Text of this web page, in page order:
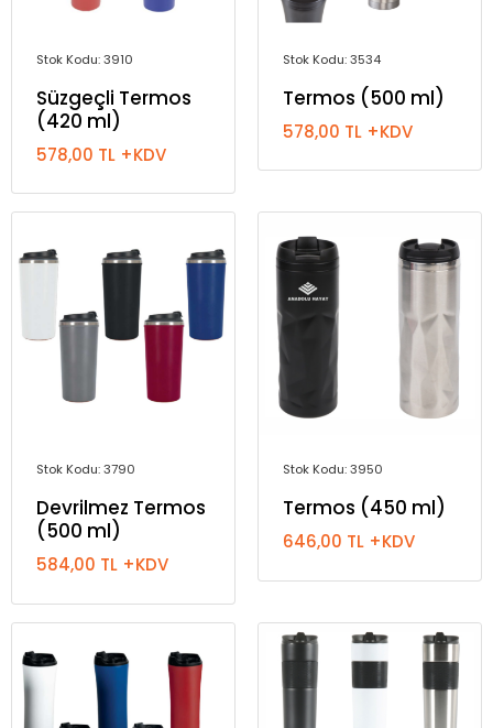
Stok Kodu: 3910
Süzgeçli Termos
(420 ml)
578,00 TL +KDV
Stok Kodu: 3534
Termos (500 ml)
578,00 TL +KDV
Stok Kodu: 3790
Devrilmez Termos
(500 ml)
584,00 TL +KDV
Stok Kodu: 3950
Termos (450 ml)
646,00 TL +KDV